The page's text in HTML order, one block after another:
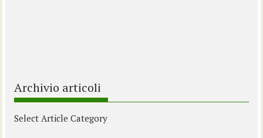
Archivio articoli
Select Article Category